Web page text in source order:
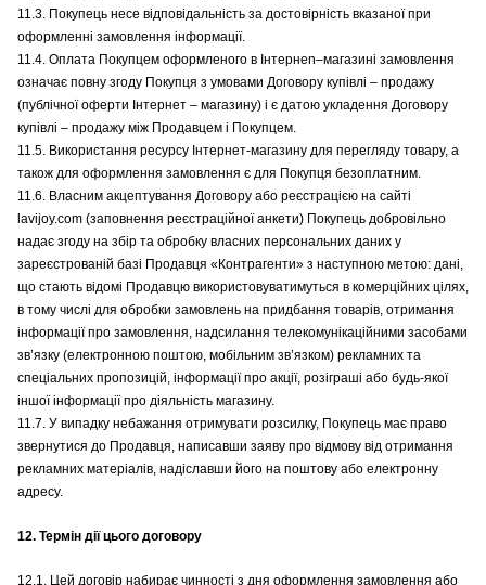
11.3. Покупець несе відповідальність за достовірність вказаної при
оформленні замовлення інформації.
11.4. Оплата Покупцем оформленого в Інтернеn–магазині замовлення
означає повну згоду Покупця з умовами Договору купівлі – продажу
(публічної оферти Інтернет – магазину) і є датою укладення Договору
купівлі – продажу між Продавцем і Покупцем.
11.5. Використання ресурсу Інтернет-магазину для перегляду товару, а
також для оформлення замовлення є для Покупця безоплатним.
11.6. Власним акцептування Договору або реєстрацією на сайті
lavijoy.com (заповнення реєстраційної анкети) Покупець добровільно
надає згоду на збір та обробку власних персональних даних у
зареєстрованій базі Продавця «Контрагенти» з наступною метою: дані,
що стають відомі Продавцю використовуватимуться в комерційних цілях,
в тому числі для обробки замовлень на придбання товарів, отримання
інформації про замовлення, надсилання телекомунікаційними засобами
зв’язку (електронною поштою, мобільним зв’язком) рекламних та
спеціальних пропозицій, інформації про акції, розіграші або будь-якої
іншої інформації про діяльність магазину.
11.7. У випадку небажання отримувати розсилку, Покупець має право
звернутися до Продавця, написавши заяву про відмову від отримання
рекламних матеріалів, надіславши його на поштову або електронну
адресу.
12. Термін дії цього договору
12.1. Цей договір набирає чинності з дня оформлення замовлення або